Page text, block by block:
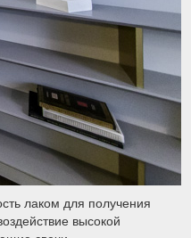
лаком для получения
высокой